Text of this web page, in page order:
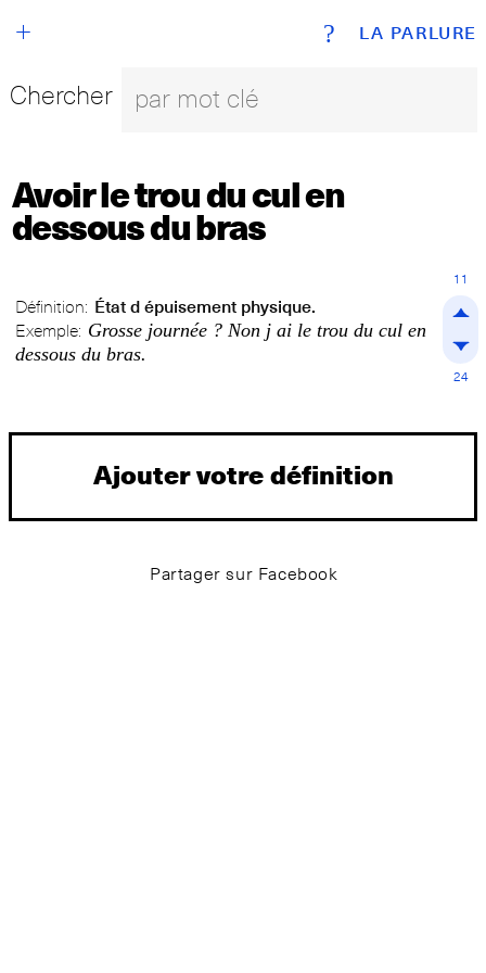
LA PARLURE
+ ?
Chercher
Avoir le trou du cul en
dessous du bras
Définition: État d épuisement physique.
Exemple: Grosse journée ? Non j ai le trou du cul en
dessous du bras.
11
24
Ajouter votre définition
Partager sur Facebook